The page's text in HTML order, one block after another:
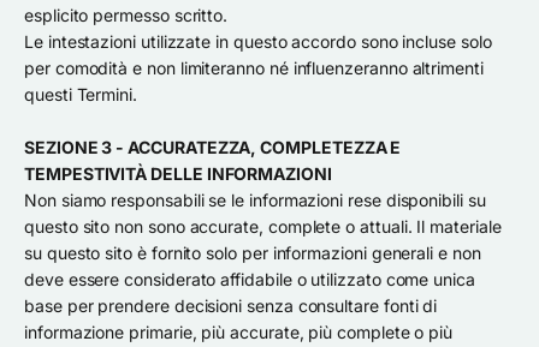
esplicito permesso scritto.
Le intestazioni utilizzate in questo accordo sono incluse solo
per comodità e non limiteranno né influenzeranno altrimenti
questi Termini.
SEZIONE 3 - ACCURATEZZA, COMPLETEZZA E
TEMPESTIVITÀ DELLE INFORMAZIONI
Non siamo responsabili se le informazioni rese disponibili su
questo sito non sono accurate, complete o attuali. Il materiale
su questo sito è fornito solo per informazioni generali e non
deve essere considerato affidabile o utilizzato come unica
base per prendere decisioni senza consultare fonti di
informazione primarie, più accurate, più complete o più